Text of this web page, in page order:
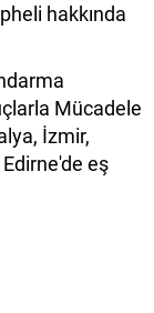
hakkında
Mücadele
İzmir,
eş